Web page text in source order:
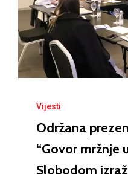
Vijesti
Održana
“Govor mržnje
Slobodom